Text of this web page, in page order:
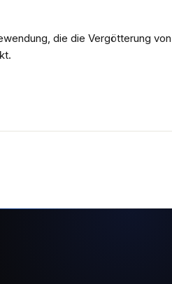
die die Vergötterung von